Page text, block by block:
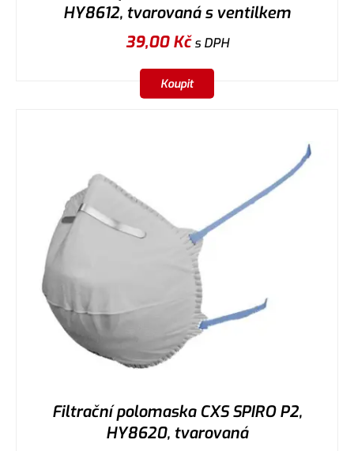
HY8612, tvarovaná s ventilkem
39,00Kčs DPH
Koupit
Filtrační polomaska CXS SPIRO P2,
HY8620, tvarovaná